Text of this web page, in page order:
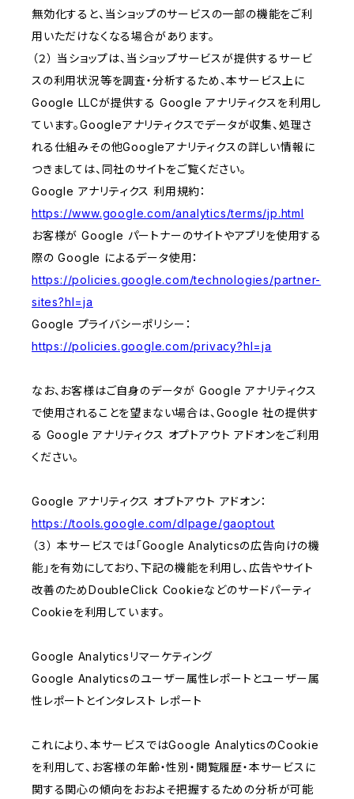
無効化すると、当ショップのサービスの一部の機能をご利
用いただけなくなる場合があります。
（２） 当ショップは、当ショップサービスが提供するサービ
スの利用状況等を調査・分析するため、本サービス上に
Google LLCが提供する Google アナリティクスを利用し
ています。Googleアナリティクスでデータが収集、処理さ
れる仕組みその他Googleアナリティクスの詳しい情報に
つきましては、同社のサイトをご覧ください。
Google アナリティクス 利用規約：
https://www.google.com/analytics/terms/jp.html
お客様が Google パートナーのサイトやアプリを使用する
際の Google によるデータ使用：
https://policies.google.com/technologies/partner-
sites?hl=ja
Google プライバシーポリシー：
https://policies.google.com/privacy?hl=ja
なお、お客様はご自身のデータが Google アナリティクス
で使用されることを望まない場合は、Google 社の提供す
る Google アナリティクス オプトアウト アドオンをご利用
ください。
Google アナリティクス オプトアウト アドオン：
https://tools.google.com/dlpage/gaoptout
（３） 本サービスでは「Google Analyticsの広告向けの機
能」を有効にしており、下記の機能を利用し、広告やサイト
改善のためDoubleClick Cookieなどのサードパーティ
Cookieを利用しています。
Google Analyticsリマーケティング
Google Analyticsのユーザー属性レポートとユーザー属
性レポートとインタレスト レポート
これにより、本サービスではGoogle AnalyticsのCookie
を利用して、お客様の年齢・性別・閲覧履歴・本サービスに
関する関心の傾向をおおよそ把握するための分析が可能